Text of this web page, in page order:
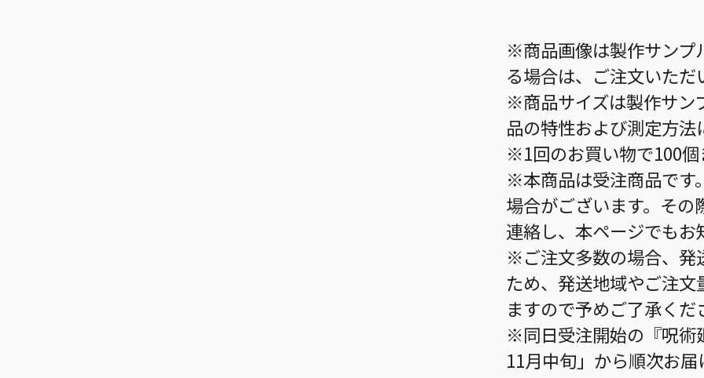
※商品画像は製作サンプ
る場合は、ご注文いただ
※商品サイズは製作サン
品の特性および測定方法
※1回のお買い物で100個
※本商品は受注商品です
場合がございます。そ
連絡し、本ページでもお
※ご注文多数の場合、発
ため、発送地域やご注
ますので予めご了承くだ
※同日受注開始の『呪術
11月中旬」から順次お